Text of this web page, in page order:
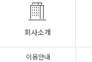
회사소개
이용안내